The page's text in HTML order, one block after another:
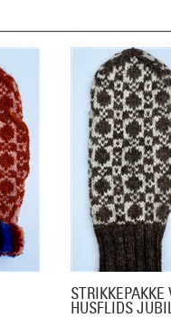
STRIKKEPAKKE
HUSFLIDS